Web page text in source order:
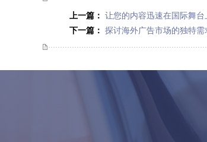
上一篇： 让您的内容迅速在国际舞台
下一篇： 探讨海外广告市场的独特需
法